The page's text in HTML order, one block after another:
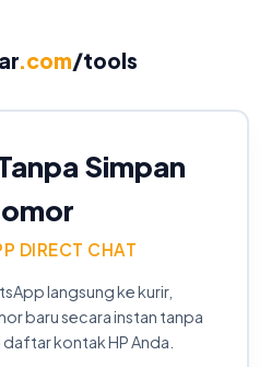
.com/tools
Simpan
DIRECT CHAT
langsung ke kurir,
baru secara instan tanpa
kontak HP Anda.